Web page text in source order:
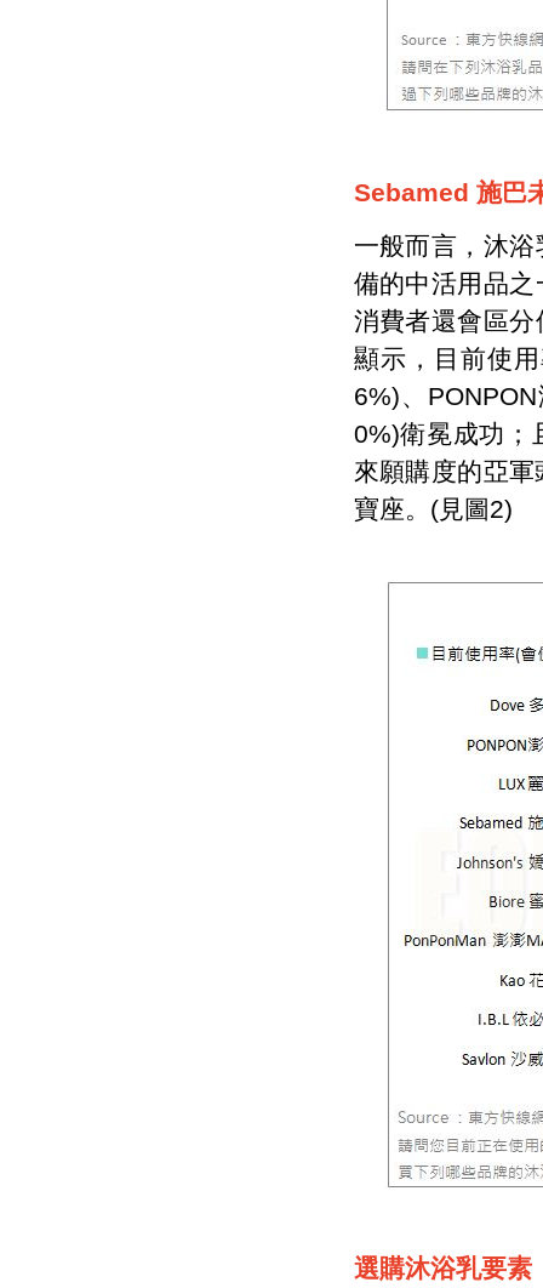
Sebamed 施巴
一般而言，沐
備的中活用品
消費者還會區
顯示，目前使
6%)、
0%)衛冕成功；
來願購度的亞
寶座。(見圖2)
選購沐浴乳要素